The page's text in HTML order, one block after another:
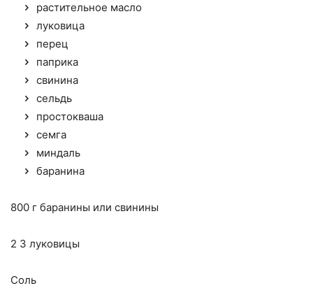
растительное масло
луковица
перец
паприка
свинина
сельдь
простокваша
семга
миндаль
баранина
800 г баранины или свинины
2 3 луковицы
Соль